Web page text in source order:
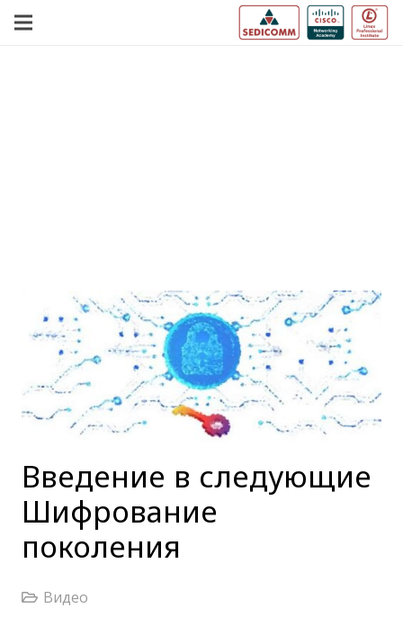
Введение в следующие
Шифрование
поколения
Видео